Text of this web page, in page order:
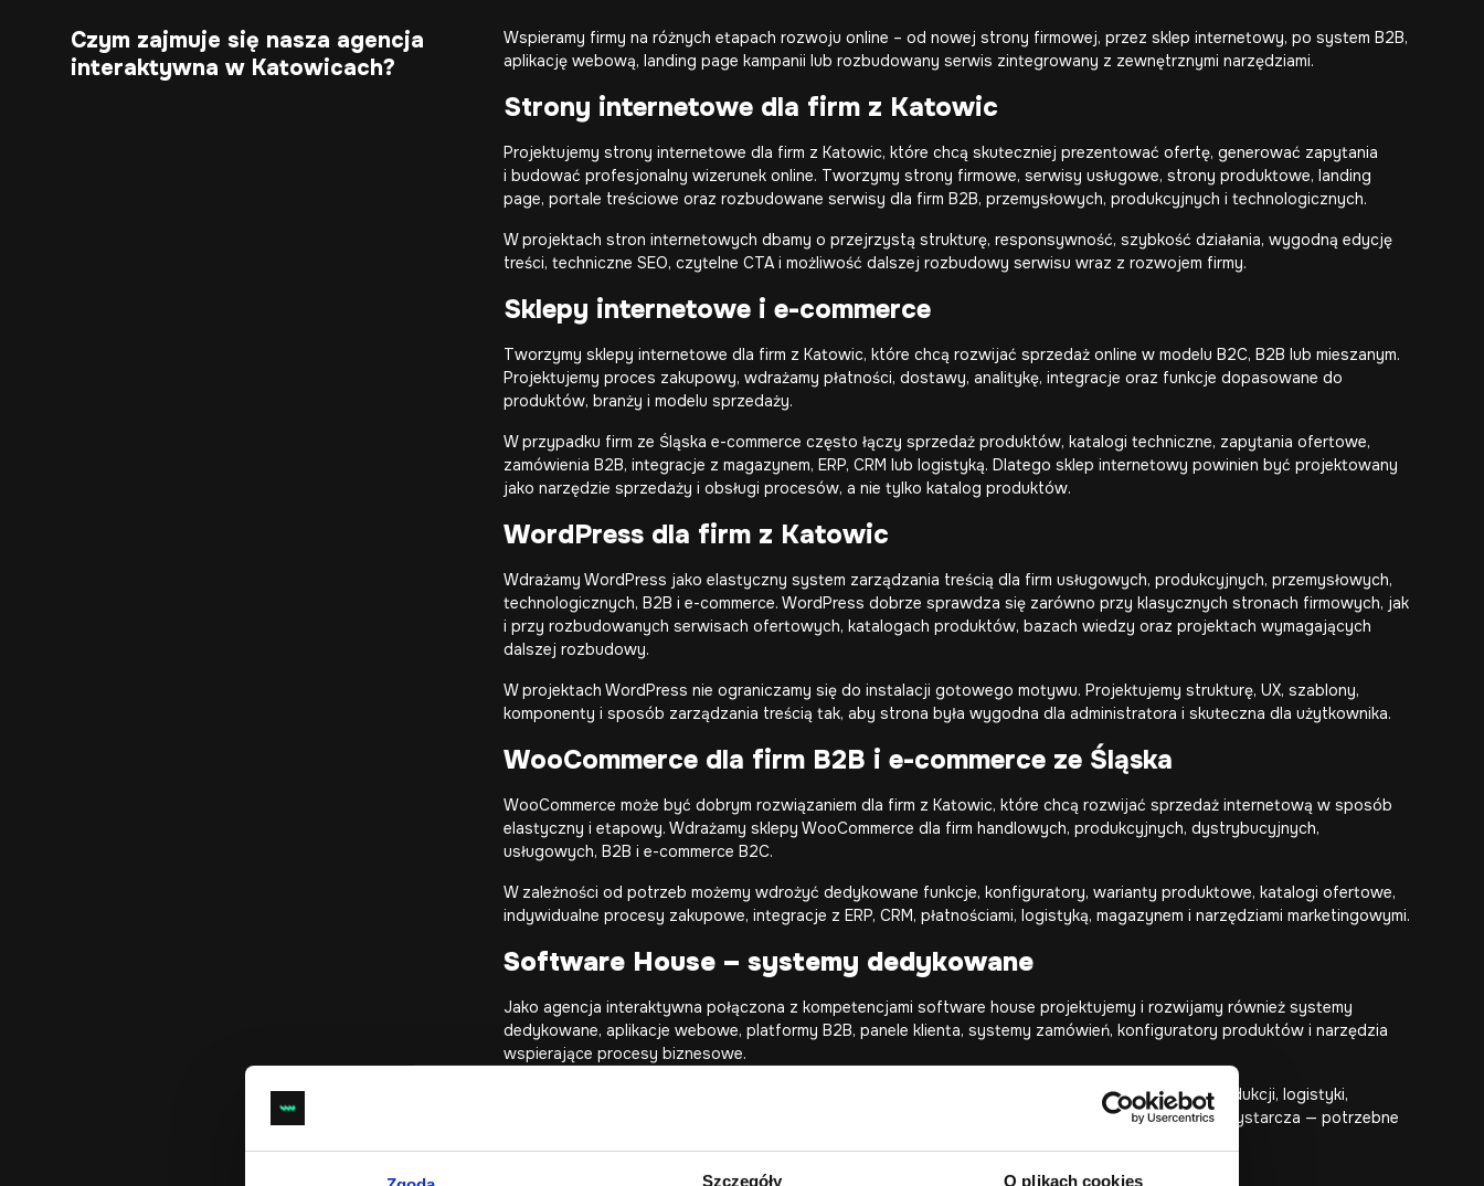
Szczegóły O plikach cookies
Czym zajmuje się nasza agencja
interaktywna w Katowicach?
Wspieramy firmy na różnych etapach rozwoju online – od nowej strony firmowej, przez sklep internetowy, po system B2B,
aplikację webową, landing page kampanii lub rozbudowany serwis zintegrowany z zewnętrznymi narzędziami.
Strony internetowe dla firm z Katowic
Projektujemy strony internetowe dla firm z Katowic, które chcą skuteczniej prezentować ofertę, generować zapytania
i budować profesjonalny wizerunek online. Tworzymy strony firmowe, serwisy usługowe, strony produktowe, landing
page, portale treściowe oraz rozbudowane serwisy dla firm B2B, przemysłowych, produkcyjnych i technologicznych.
W projektach stron internetowych dbamy o przejrzystą strukturę, responsywność, szybkość działania, wygodną edycję
treści, techniczne SEO, czytelne CTA i możliwość dalszej rozbudowy serwisu wraz z rozwojem firmy.
Sklepy internetowei e-commerce
Tworzymy sklepy internetowe dla firm z Katowic, które chcą rozwijać sprzedaż online w modelu B2C, B2B lub mieszanym.
Projektujemy proces zakupowy, wdrażamy płatności, dostawy, analitykę, integracje oraz funkcje dopasowane do
produktów, branży i modelu sprzedaży.
W przypadku firm ze Śląska e-commerce często łączy sprzedaż produktów, katalogi techniczne, zapytania ofertowe,
zamówienia B2B, integracje z magazynem, ERP, CRM lub logistyką. Dlatego sklep internetowy powinien być projektowany
jako narzędzie sprzedaży i obsługi procesów, a nie tylko katalog produktów.
WordPress dla firm z Katowic
Wdrażamy WordPress jako elastyczny system zarządzania treścią dla firm usługowych, produkcyjnych, przemysłowych,
technologicznych, B2B i e-commerce. WordPress dobrze sprawdza się zarówno przy klasycznych stronach firmowych, jak
i przy rozbudowanych serwisach ofertowych, katalogach produktów, bazach wiedzy oraz projektach wymagających
dalszej rozbudowy.
W projektach WordPress nie ograniczamy się do instalacji gotowego motywu. Projektujemy strukturę, UX, szablony,
komponenty i sposób zarządzania treścią tak, aby strona była wygodna dla administratora i skuteczna dla użytkownika.
WooCommerce dla firm B2B i e-commerce ze Śląska
WooCommerce może być dobrym rozwiązaniem dla firm z Katowic, które chcą rozwijać sprzedaż internetową w sposób
elastyczny i etapowy. Wdrażamy sklepy WooCommerce dla firm handlowych, produkcyjnych, dystrybucyjnych,
usługowych, B2B i e-commerce B2C.
W zależności od potrzeb możemy wdrożyć dedykowane funkcje, konfiguratory, warianty produktowe, katalogi ofertowe,
indywidualne procesy zakupowe, integracje z ERP, CRM, płatnościami, logistyką, magazynem i narzędziami marketingowymi.
Software House – systemy dedykowane
Jako agencja interaktywna połączona z kompetencjami software house projektujemy i rozwijamy również systemy
dedykowane, aplikacje webowe, platformy B2B, panele klienta, systemy zamówień, konfiguratory produktów i narzędzia
wspierające procesy biznesowe.
To szczególnie ważne dla firm z Katowic i całego Śląska, które działają w obszarze przemysłu, produkcji, logistyki,
dystrybucji, usług B2B lub e-commerce. W takich projektach sama strona internetowa często nie wystarcza — potrzebne